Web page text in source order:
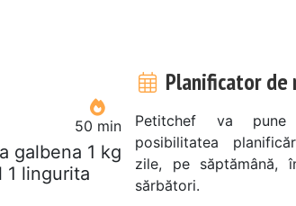
50 min
galbena 1 kg
1 lingurita
Planificator de
Petitchef va
posibilitatea
zile, pe săptămână,
sărbători.